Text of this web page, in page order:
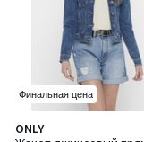
Финальная цена
ONLY